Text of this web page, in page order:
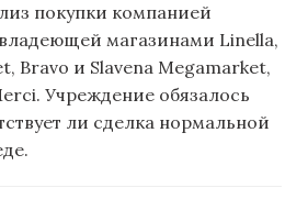
покупки компанией
магазинами Linella,
Bravo и Slavena Megamarket,
Учреждение обязалось
ли сделка нормальной